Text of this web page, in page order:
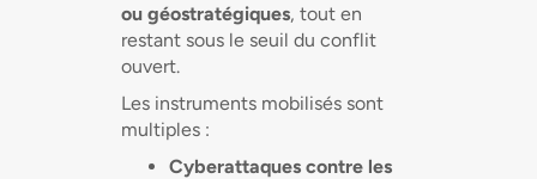
ou géostratégiques, tout en
restant sous le seuil du conflit
ouvert.
Les instruments mobilisés sont
multiples :
Cyberattaques contre les